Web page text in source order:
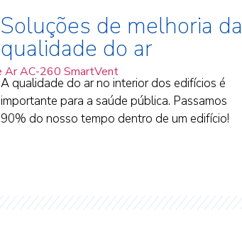
Soluções de melhoria da
qualidade do ar
A qualidade do ar no interior dos edifícios é
importante para a saúde pública. Passamos
90% do nosso tempo dentro de um edifício!